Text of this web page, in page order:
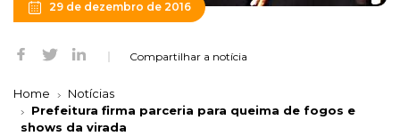
29 de dezembro de 2016
Compartilhar a notícia
Home
Notícias
Prefeitura firma parceria para queima de fogos e
shows da virada